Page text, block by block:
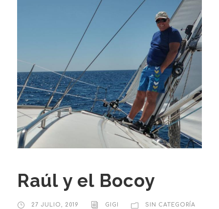
Raúl y el Bocoy
27 JULIO, 2019 GIGI SIN CATEGORÍA